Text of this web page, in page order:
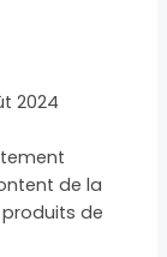
2024
de la
de